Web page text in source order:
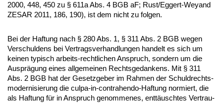
2000, 448, 450 zu § 611a Abs. 4 BGB aF; Rust/Eg­gert-Weyand
ZESAR 2011, 186, 190), ist dem nicht zu fol­gen.
Bei der Haf­tung nach § 280 Abs. 1, § 311 Abs. 2 BGB we­gen
Ver­schul­dens bei Ver­trags­ver­hand­lun­gen han­delt es sich um
kei­nen ty­pisch ar­beits-recht­li­chen An­spruch, son­dern um die
Aus­prägung ei­nes all­ge­mei­nen Rechts­ge­dan­kens. Mit § 311
Abs. 2 BGB hat der Ge­setz­ge­ber im Rah­men der Schuld­rechts­
mo­der­ni­sie­rung die cul­pa-in-con­tra­hen­do-Haf­tung nor­miert, die
als Haf­tung für in An­spruch ge­nom­me­nes, enttäusch­tes Ver­trau­